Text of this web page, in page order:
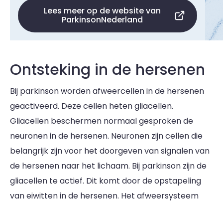
Lees meer op de website van
ParkinsonNederland
Ontsteking in de hersenen
Bij parkinson worden afweercellen in de hersenen
geactiveerd. Deze cellen heten gliacellen.
Gliacellen beschermen normaal gesproken de
neuronen in de hersenen. Neuronen zijn cellen die
belangrijk zijn voor het doorgeven van signalen van
de hersenen naar het lichaam. Bij parkinson zijn de
gliacellen te actief. Dit komt door de opstapeling
van eiwitten in de hersenen. Het afweersysteem